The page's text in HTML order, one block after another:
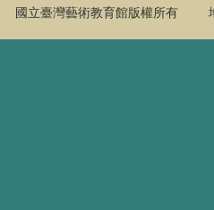
國立臺灣藝術教育館版權所有